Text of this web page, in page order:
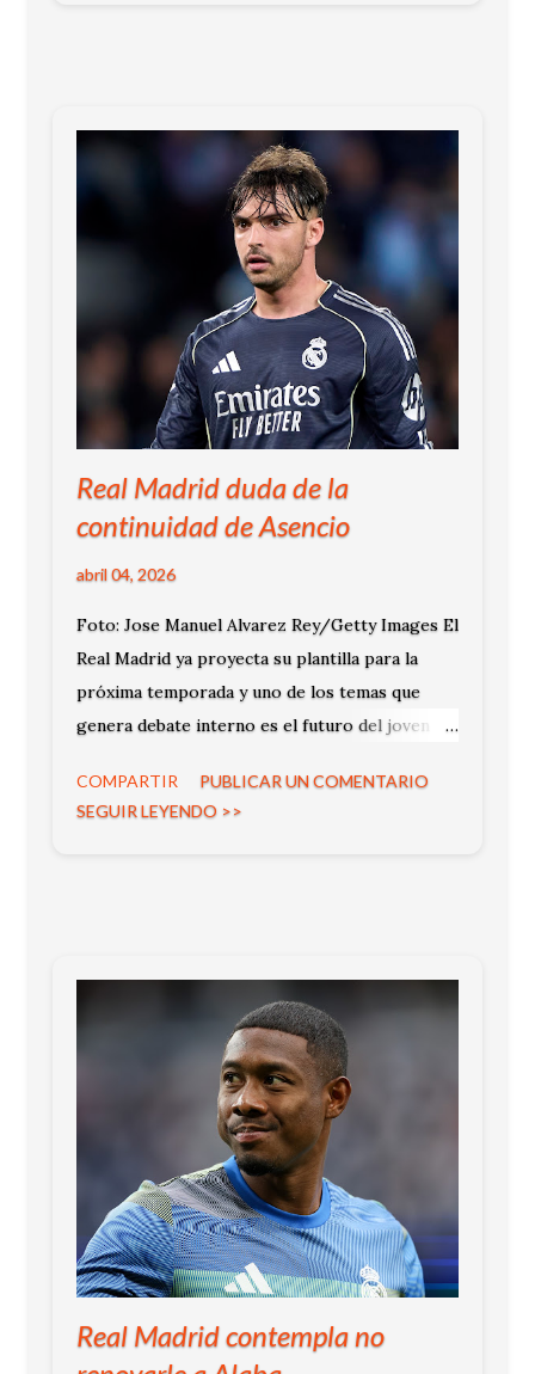
Real Madrid duda de la
continuidad de Asencio
abril 04, 2026
Foto: Jose Manuel Alvarez Rey/Getty Images El
Real Madrid ya proyecta su plantilla para la
próxima temporada y uno de los temas que
genera debate interno es el futuro del joven
Fichajes.net , en el club comienzan a aparecer
dudas sobre su continuidad.
COMPARTIR
PUBLICAR UN COMENTARIO
SEGUIR LEYENDO >>
Real Madrid contempla no